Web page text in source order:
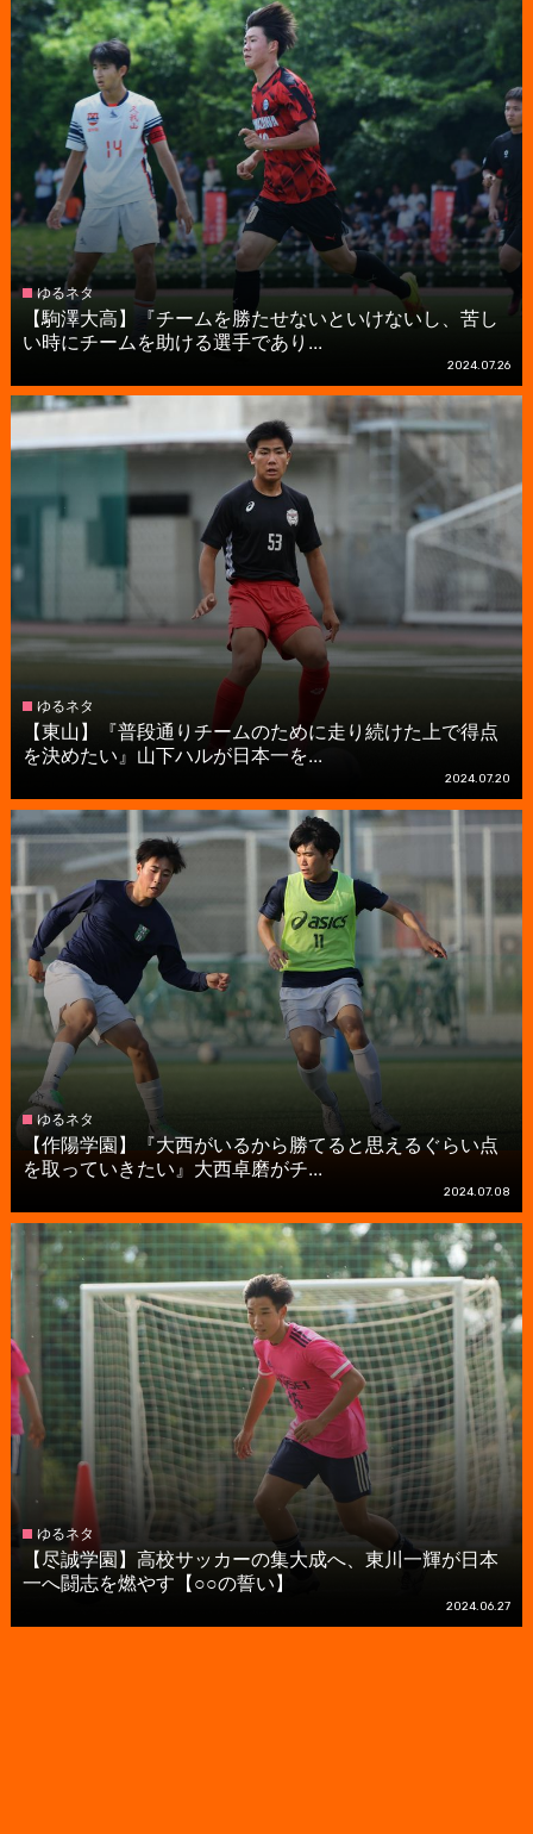
ゆるネタ
【駒澤大高】『チームを勝たせないといけないし、苦し
い時にチームを助ける選手であり...
2024.07.26
ゆるネタ
【東山】『普段通りチームのために走り続けた上で得点
を決めたい』山下ハルが日本一を...
2024.07.20
ゆるネタ
【作陽学園】『大西がいるから勝てると思えるぐらい点
を取っていきたい』大西卓磨がチ...
2024.07.08
ゆるネタ
【尽誠学園】高校サッカーの集大成へ、東川一輝が日本
一へ闘志を燃やす【○○の誓い】
2024.06.27